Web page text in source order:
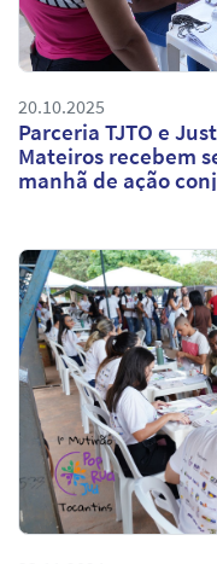
20.10.2025
Parceria TJTO e
Mateiros recebem
manhã de ação